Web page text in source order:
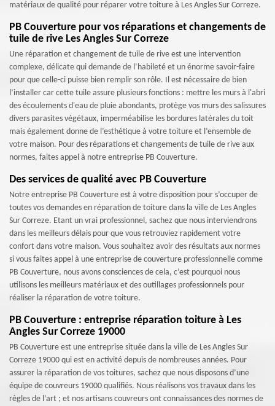
matériaux de qualité pour réparer votre toiture à Les Angles Sur Correze.
PB Couverture pour vos réparations et changements de
tuile de rive Les Angles Sur Correze
Une réparation et changement de tuile de rive est une intervention
complexe, délicate qui demande de l’habileté et un énorme savoir-faire
pour que celle-ci puisse bien remplir son rôle. Il est nécessaire de bien
l’installer car cette tuile assure plusieurs fonctions : mettre les murs à l'abri
des écoulements d'eau de pluie abondants, protège vos murs des salissures
divers parasites végétaux, imperméabilise les bordures latérales du toit
mais également donne de l’esthétique à votre toiture et l’ensemble de
votre maison. Pour des réparations et changements de tuile de rive aux
normes, faites appel à notre entreprise PB Couverture.
Des services de qualité avec PB Couverture
Notre entreprise PB Couverture est à votre disposition pour s’occuper de
toutes vos demandes en réparation de toiture dans la ville de Les Angles
Sur Correze. Etant un vrai professionnel, sachez que nous interviendrons
dans les meilleurs délais pour que vous retrouviez rapidement votre
confort dans votre maison. Vous souhaitez avoir des résultats aux normes
si vous faites appel à une entreprise de couverture professionnelle comme
PB Couverture, nous avons consciences de cela, c’est pourquoi nous
utilisons les meilleurs matériaux et des outillages professionnels pour
réaliser la réparation de votre toiture.
PB Couverture : entreprise réparation toiture à Les
Angles Sur Correze 19000
PB Couverture est une entreprise située dans la ville de Les Angles Sur
Correze 19000 qui est en activité depuis de nombreuses années. Pour
assurer la réparation de vos toitures, sachez que nous disposons d’une
équipe de couvreurs 19000 qualifiés. Nous réalisons vos travaux dans les
règles de l’art ; et nos artisans couvreurs ont connaissances des normes de